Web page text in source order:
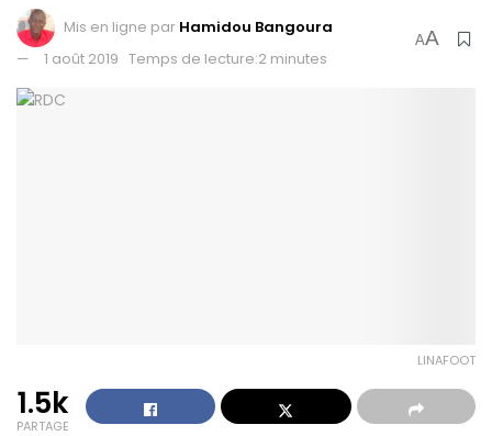
Mis en ligne par Hamidou Bangoura
1 août 2019 Temps de lecture:2 minutes
AA
LINAFOOT
1.5k
PARTAGE